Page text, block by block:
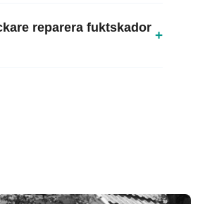
reparera fuktskador +